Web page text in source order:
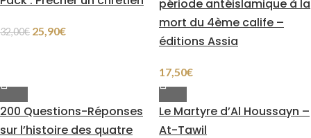
32,00€ 25,90€
période antéislamique à la
mort du 4ème calife –
éditions Assia
17,50€
200 Questions-Réponses
sur l’histoire des quatre
Le Martyre d’Al Houssayn –
At-Tawil